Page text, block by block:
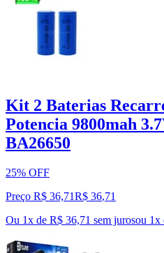
Kit 2 Baterias
Potencia 9800mah
BA26650
25% OFF
Preço R$ 36,71R$ 36,71
Ou 1x de R$ 36,71 sem jurosou 1x